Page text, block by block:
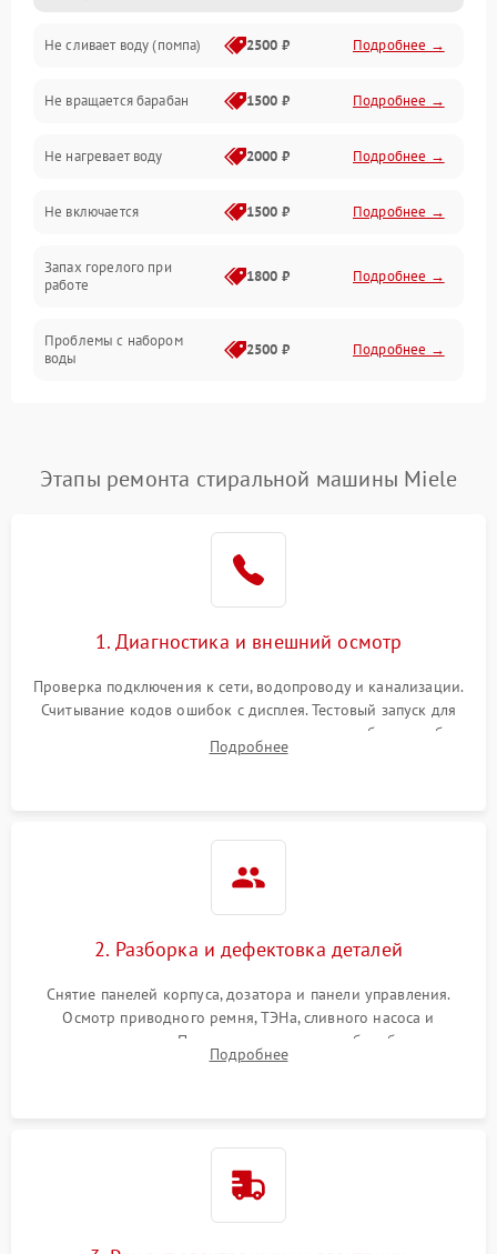
Водоснабжение
Слив
Программное обеспечение
Не сливает воду (помпа) 2500 ₽ Подробнее →
Не вращается барабан 1500 ₽ Подробнее →
Не нагревает воду 2000 ₽ Подробнее →
Не включается 1500 ₽ Подробнее →
Запах горелого при
работе
1800 ₽ Подробнее →
Проблемы с набором
воды
2500 ₽ Подробнее →
Замена платы управления Подробнее →
Этапы ремонта стиральной машины Miele
1. Диагностика и внешний осмотр
Проверка подключения к сети, водопроводу и канализации.
Считывание кодов ошибок с дисплея. Тестовый запуск для
выявления посторонних шумов, протечек или сбоев в работе
электронного модуля управления.
Подробнее
2. Разборка и дефектовка деталей
Снятие панелей корпуса, дозатора и панели управления.
Осмотр приводного ремня, ТЭНа, сливного насоса и
амортизаторов. Проверка подшипников барабана и
крестовины на износ, а манжеты люка на разрывы.
Подробнее